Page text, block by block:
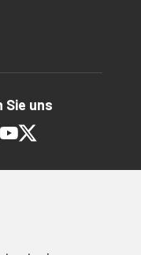
Sie uns